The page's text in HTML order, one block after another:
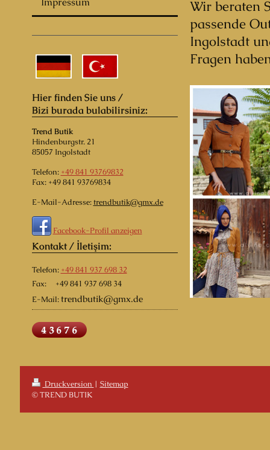
Wir beraten
passende
Ingolstadt
Fragen
Hier finden Sie uns /
Bizi burada bulabilirsiniz:
Trend Butik
Hindenburgstr. 21
85057 Ingolstadt
Telefon: +49 841 93769832
Fax: +49 841 93769834
E-Mail-Adresse:trendbutik@gmx.de
Facebook-Profil anzeigen
Kontakt / İletişim:
Telefon: +49 841 937 698 32
Fax: +49 841 937 698 34
E-Mail:trendbutik@gmx.de
Druckversion | Sitemap
© TREND BUTIK